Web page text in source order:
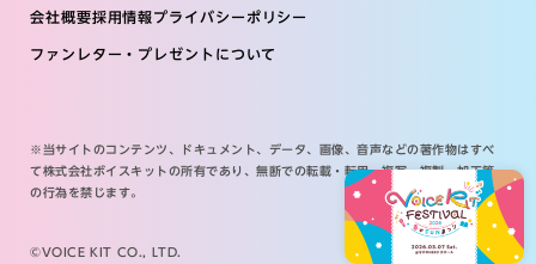
会社概要採用情報プライバシーポリシー
ファンレター・プレゼントについて
※当サイトのコンテンツ、ドキュメント、データ、画像、音声などの著作物はすべ
て株式会社ボイスキットの所有であり、無断での転載・転用・複写・複製・加工等
の行為を禁じます。
©VOICE KIT CO., LTD.